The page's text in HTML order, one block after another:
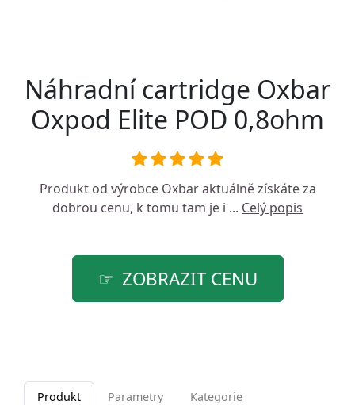
Náhradní cartridge Oxbar
Oxpod Elite POD 0,8ohm
Produkt od výrobce Oxbaraktuálně získáte za
dobrou cenu, k tomu tam je i ... Celý popis
ZOBRAZIT CENU
Produkt Parametry Kategorie